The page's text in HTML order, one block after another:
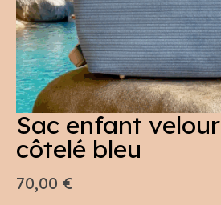
Sac enfant velour
côtelé bleu
70,00 €